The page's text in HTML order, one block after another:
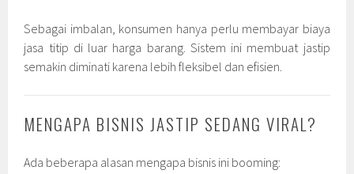
Sebagai imbalan, konsumen hanya perlu membayar biaya
jasa titip di luar harga barang. Sistem ini membuat jastip
semakin diminati karena lebih fleksibel dan efisien.
MENGAPA BISNIS JASTIP SEDANG VIRAL?
Ada beberapa alasan mengapa bisnis ini booming: